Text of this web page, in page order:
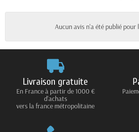
Aucun avis n'a été publié pour
Livraison gratuite
En France à partir de 1000 €
d'achats
vers la france métropolitaine